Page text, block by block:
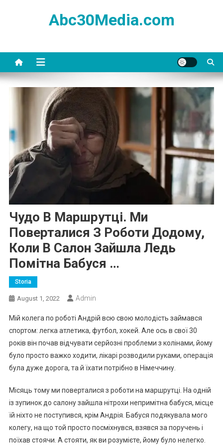
Abc30Media.com
Чудо В Маршрутці. Ми
Поверталися З Роботи Додому,
Коли В Салон Зайшла Ледь
Помітна Бабуся …
Storia
August 1, 2022 Admin
Мій колега по роботі Андрій всю свою молодість займався
спортом: легка атлетика, футбол, хокей. Але ось в свої 30
років він почав відчувати серйозні проблеми з колінами, йому
було просто важко ходити, лікарі розводили руками, операція
була дуже дорога, та й їхати потрібно в Німеччину.
Місяць тому ми поверталися з роботи на маршрутці. На одній
із зупинок до салону зайшла нітрохи непримітна бабуся, місце
їй ніхто не поступився, крім Андрія. Бабуся подякувала мого
колегу, на що той просто посміхнувся, взявся за поручень і
поїхав стоячи. А стояти, як ви розумієте, йому було нелегко.